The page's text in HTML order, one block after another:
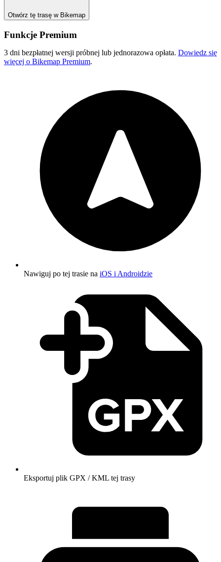
Otwórz tę trasę w Bikemap
Funkcje Premium
3 dni bezpłatnej wersji próbnej lub jednorazowa opłata. Dowiedz się
więcej o Bikemap Premium.
Nawiguj po tej trasie na iOS i Androidzie
Eksportuj plik GPX / KML tej trasy